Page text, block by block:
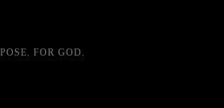
FOR GOD.